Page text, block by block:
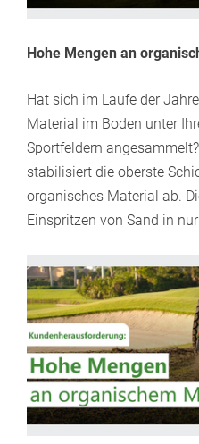
Hohe Mengen an
Hat sich im Laufe der
Material im Boden unter
Sportfeldern
stabilisiert die oberste
organisches Material ab.
Einspritzen von Sand in